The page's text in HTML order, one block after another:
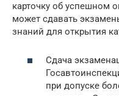
карточку об успешном
может сдавать
знаний для открытия
Сдача
при допуске